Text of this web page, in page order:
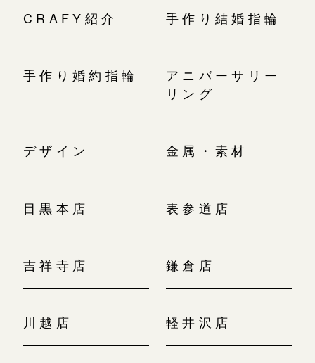
CRAFY紹介 手作り結婚指輪
手作り婚約指輪
アニバーサリー
リング
デザイン 金属・素材
目黒本店 表参道店
吉祥寺店 鎌倉店
川越店 軽井沢店